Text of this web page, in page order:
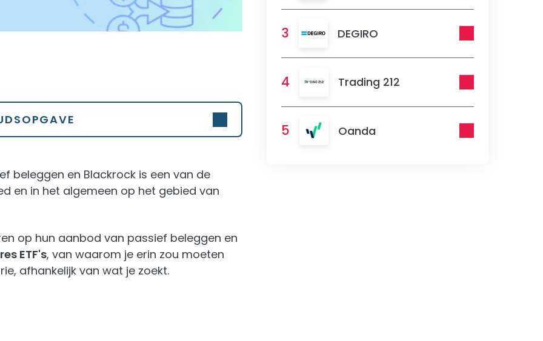
beleggen en Blackrock is een van de
en in het algemeen op het gebied van
op hun aanbod van passief beleggen en
ETF's, van waarom je erin zou moeten
afhankelijk van wat je zoekt.
3 DEGIRO
4 Trading 212
5 Oanda